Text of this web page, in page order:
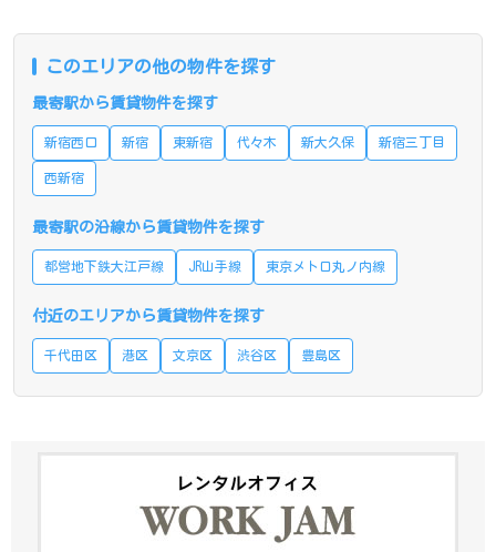
このエリアの他の物件を探す
最寄駅から賃貸物件を探す
新宿西口 新宿 東新宿 代々木 新大久保 新宿三丁目
西新宿
最寄駅の沿線から賃貸物件を探す
都営地下鉄大江戸線 JR山手線 東京メトロ丸ノ内線
付近のエリアから賃貸物件を探す
千代田区 港区 文京区 渋谷区 豊島区